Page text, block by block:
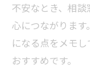
不安なとき、相
心につながりま
になる点をメモ
おすすめです。